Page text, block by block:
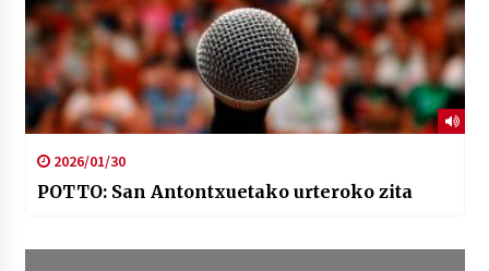
2026/01/30
POTTO: San Antontxuetako urteroko zita